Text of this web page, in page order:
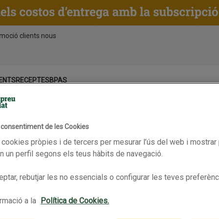
clients nous
RECEPTESBPAS
Amanida de síndria taronja WOM
Amanida de síndria taronja WOM
De Bon Preu
Data de publicació: 09 de juny del 2026
Combina la dolçor sucosa de la fruita amb la frescor del
vainilla que aporta un toc cítric i perfumat.
de les Cookies
pròpies i de tercers per mesurar l’ús del web i
un perfil segons els teus hàbits de navegació.
rebutjar les no essencials o configurar les teves
a la Política de Cookies.